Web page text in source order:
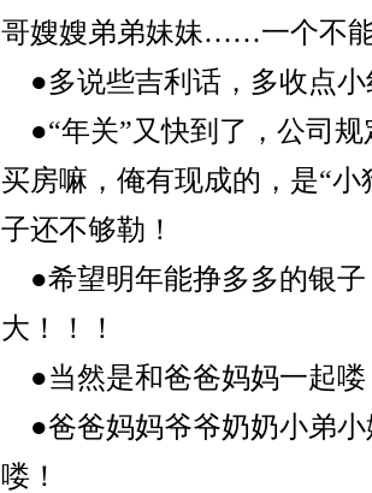
哥嫂嫂弟弟妹妹……一个不
●多说些吉利话，多收点
●“年关”又快到了，公司
买房嘛，俺有现成的，是“
子还不够勒！
●希望明年能挣多多的银子
大！！！
●当然是和爸爸妈妈一起喽
●爸爸妈妈爷爷奶奶小弟小
喽！